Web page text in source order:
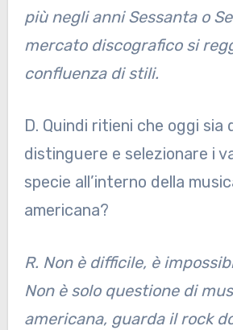
più negli anni Sessanta o
mercato discografico si
confluenza di stili.
D. Quindi ritieni che oggi sia
distinguere e selezionare i
specie all’interno della
americana?
R. Non è difficile, è
Non è solo questione di
americana, guarda il rock